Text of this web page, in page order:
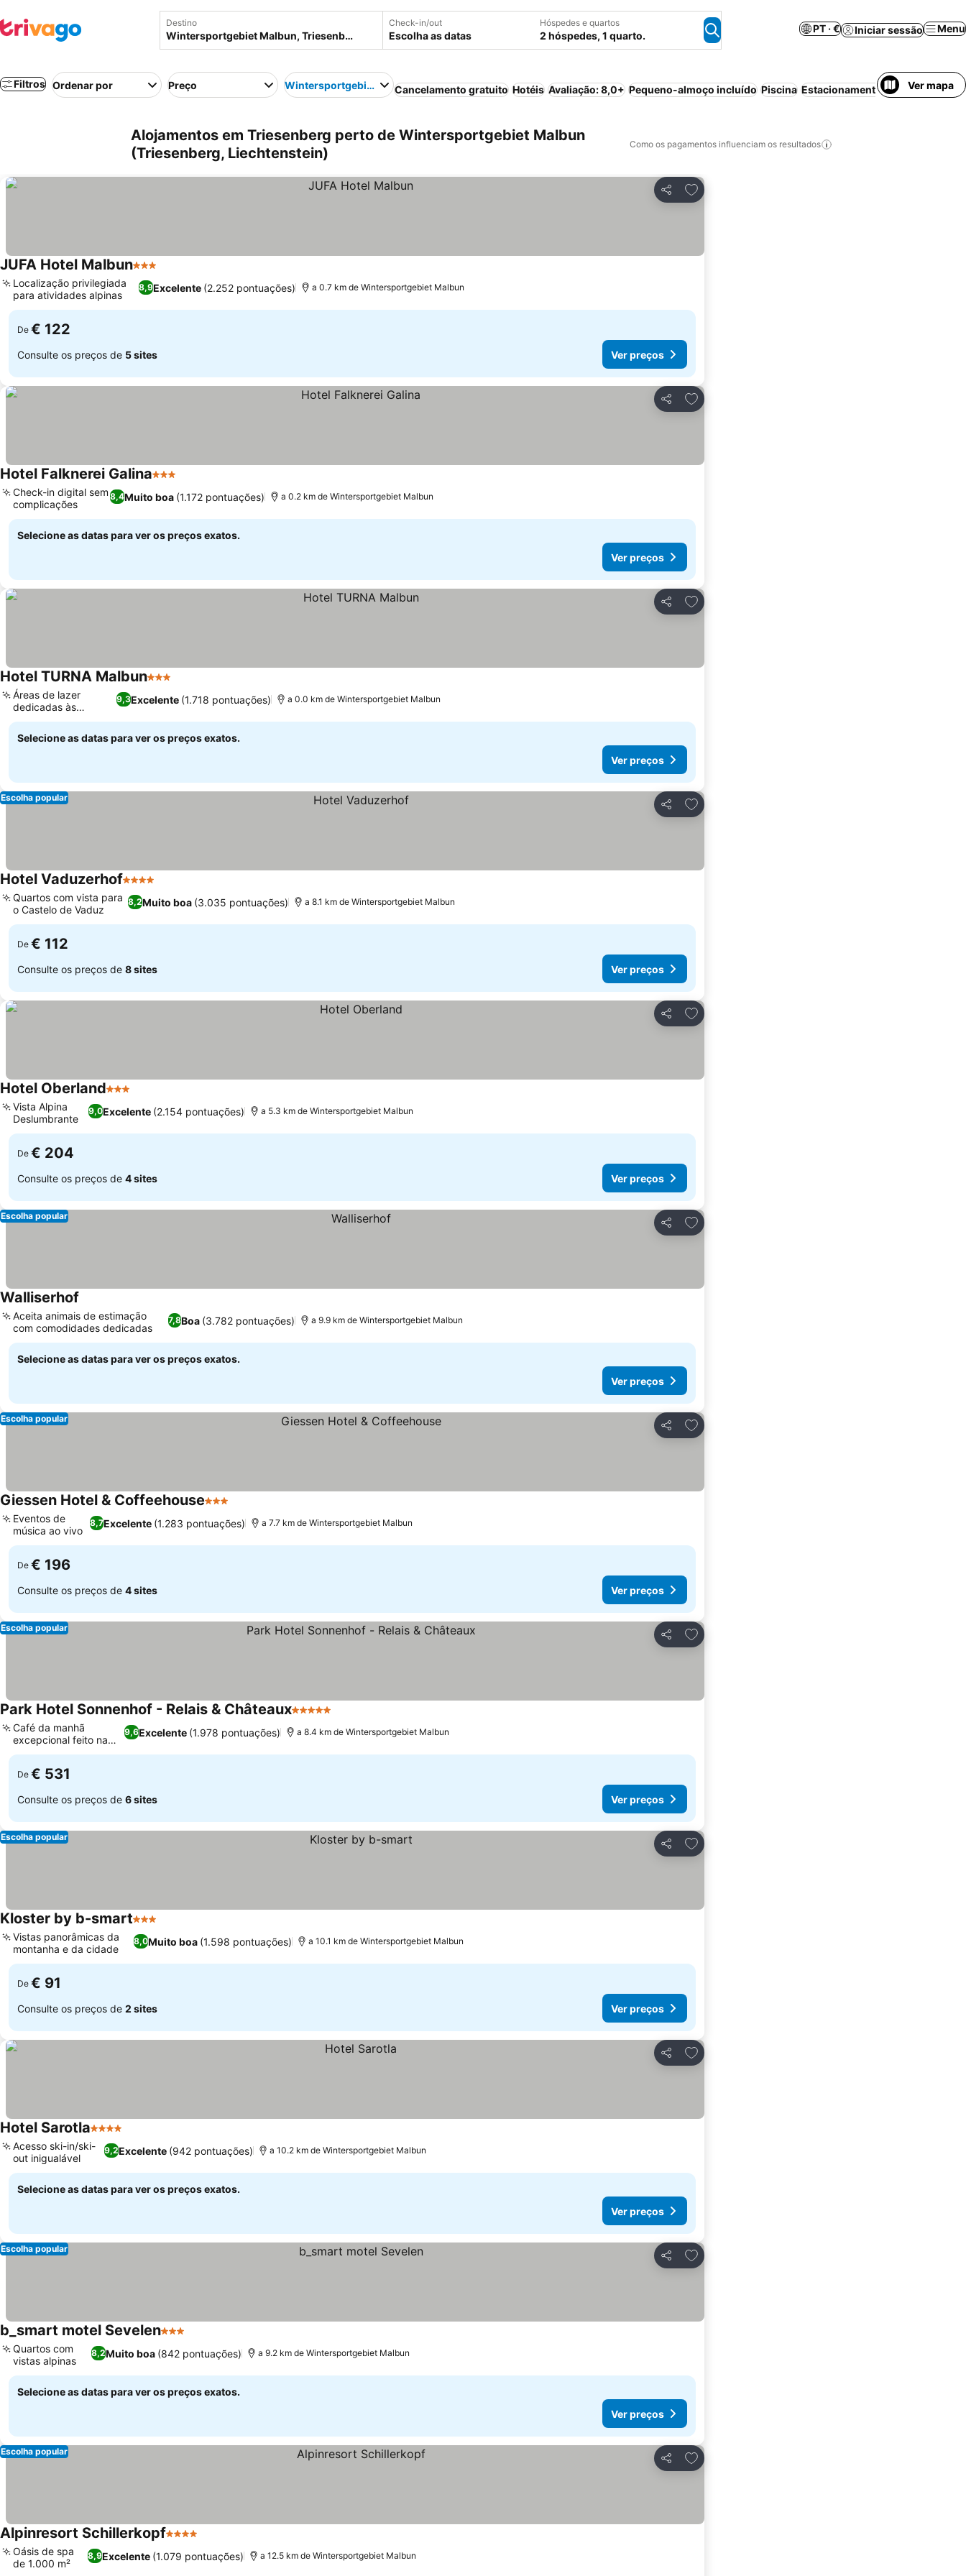
Destino Check-in/out
Escolha as datas
Hóspedes e quartos
2 hóspedes, 1 quarto.
PT · € Iniciar sessão Menu
Filtros Ordenar por Preço Wintersportgebiet MalbunCancelamento gratuito Hotéis Avaliação: 8,0+ Pequeno-almoço incluído Piscina Estacionamento Meia-pensão
Ver mapa
Alojamentos em Triesenberg perto de Wintersportgebiet Malbun
(Triesenberg, Liechtenstein)
Como os pagamentos influenciam os resultados
Partilhar
Adicionar aos favoritos
JUFA Hotel Malbun3 Estrelas
8,9Excelente (2.252 pontuações)
Localização privilegiada
para atividades alpinas
a 0.7 km de Wintersportgebiet Malbun
De € 122
Consulte os preços de 5 sites Ver preços
Partilhar
Adicionar aos favoritos
Hotel Falknerei Galina3 Estrelas
8,4Muito boa (1.172 pontuações)
Check-in digital sem
complicações
a 0.2 km de Wintersportgebiet Malbun
Selecione as datas para ver os preços exatos.
Ver preços
Partilhar
Adicionar aos favoritos
Hotel TURNA Malbun3 Estrelas
9,3Excelente (1.718 pontuações)
Áreas de lazer
dedicadas às
crianças
a 0.0 km de Wintersportgebiet Malbun
Selecione as datas para ver os preços exatos.
Ver preços
Partilhar
Adicionar aos favoritos
Escolha popular
Hotel Vaduzerhof4 Estrelas
8,2Muito boa (3.035 pontuações)
Quartos com vista para
o Castelo de Vaduz
a 8.1 km de Wintersportgebiet Malbun
De € 112
Consulte os preços de 8 sites Ver preços
Partilhar
Adicionar aos favoritos
Hotel Oberland3 Estrelas
9,0Excelente (2.154 pontuações)
Vista Alpina
Deslumbrante
a 5.3 km de Wintersportgebiet Malbun
De € 204
Consulte os preços de 4 sites Ver preços
Partilhar
Adicionar aos favoritos
Escolha popular
Walliserhof
7,8Boa (3.782 pontuações)
Aceita animais de estimação
com comodidades dedicadas
a 9.9 km de Wintersportgebiet Malbun
Selecione as datas para ver os preços exatos.
Ver preços
Partilhar
Adicionar aos favoritos
Escolha popular
Giessen Hotel & Coffeehouse3 Estrelas
8,7Excelente (1.283 pontuações)
Eventos de
música ao vivo
a 7.7 km de Wintersportgebiet Malbun
De € 196
Consulte os preços de 4 sites Ver preços
Partilhar
Adicionar aos favoritos
Escolha popular
Park Hotel Sonnenhof - Relais & Châteaux5 Estrelas
9,6Excelente (1.978 pontuações)
Café da manhã
excepcional feito na
hora
a 8.4 km de Wintersportgebiet Malbun
De € 531
Consulte os preços de 6 sites Ver preços
Partilhar
Adicionar aos favoritos
Escolha popular
Kloster by b-smart3 Estrelas
8,0Muito boa (1.598 pontuações)
Vistas panorâmicas da
montanha e da cidade
a 10.1 km de Wintersportgebiet Malbun
De € 91
Consulte os preços de 2 sites Ver preços
Partilhar
Adicionar aos favoritos
Hotel Sarotla4 Estrelas
9,2Excelente (942 pontuações)
Acesso ski-in/ski-
out inigualável
a 10.2 km de Wintersportgebiet Malbun
Selecione as datas para ver os preços exatos.
Ver preços
Partilhar
Adicionar aos favoritos
Escolha popular
b_smart motel Sevelen3 Estrelas
8,2Muito boa (842 pontuações)
Quartos com
vistas alpinas
a 9.2 km de Wintersportgebiet Malbun
Selecione as datas para ver os preços exatos.
Ver preços
Partilhar
Adicionar aos favoritos
Escolha popular
Alpinresort Schillerkopf4 Estrelas
8,9Excelente (1.079 pontuações)
Oásis de spa
de 1.000 m²
a 12.5 km de Wintersportgebiet Malbun